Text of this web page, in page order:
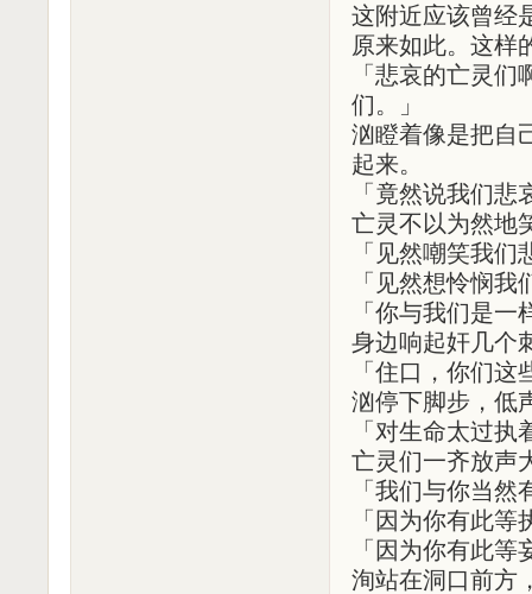
这附近应该曾经
原来如此。这样
「悲哀的亡灵
们。」
汹瞪着像是把自
起来。
「竟然说我们悲
亡灵不以为然地
「见然嘲笑我们
「见然想怜悯我
「你与我们是一
身边响起奸几个
「住口，你们这
汹停下脚步，低
「对生命太过
亡灵们一齐放声
「我们与你当
「因为你有此等
「因为你有此等
洵站在洞口前方